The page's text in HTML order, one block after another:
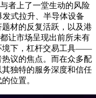
者上了一堂生动的风险
式拉升、半导体设备
材的反复活跃，以及港
让市场呈现出前所未有
境下，杠杆交易工具——
议的焦点。而在众多配
独特的服务深度和信任
位置。